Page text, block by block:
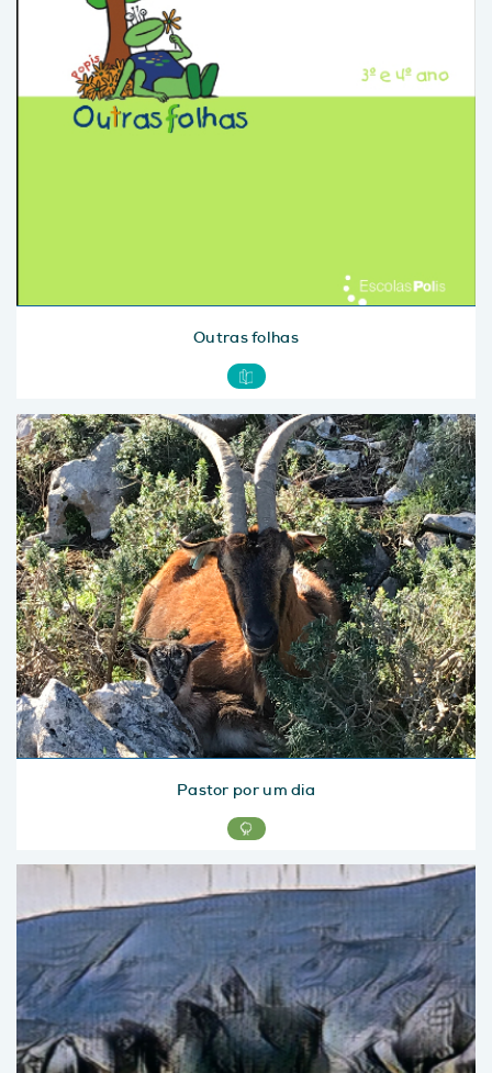
Outras folhas
Pastor por um dia